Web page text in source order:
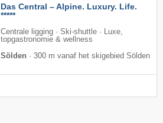
Das Central – Alpine. Luxury. Life.
*****
Centrale ligging · Ski-shuttle · Luxe,
topgastronomie & wellness
Sölden · 300 m vanaf het skigebied Sölden